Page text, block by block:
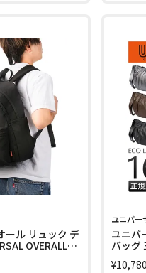
ール リュック デ
OVERALL
ユニバー
ユニバ
バッグ
¥